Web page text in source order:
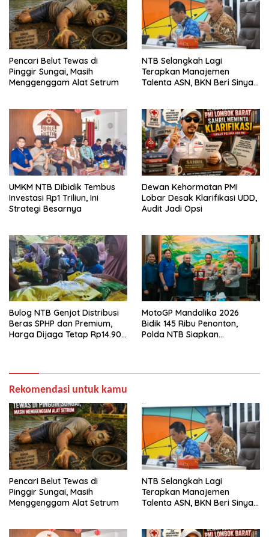
Pencari Belut Tewas di
Pinggir Sungai, Masih
Menggenggam Alat Setrum
NTB Selangkah Lagi
Terapkan Manajemen
Talenta ASN, BKN Beri Sinyal
UMKM NTB Dibidik Tembus
Investasi Rp1 Triliun, Ini
Strategi Besarnya
Dewan Kehormatan PMI
Lobar Desak Klarifikasi UDD,
Audit Jadi Opsi
Bulog NTB Genjot Distribusi
Beras SPHP dan Premium,
Harga Dijaga Tetap Rp14.900
MotoGP Mandalika 2026
Bidik 145 Ribu Penonton,
Polda NTB Siapkan
Rekomendasi untuk kamu
Pencari Belut Tewas di
Pinggir Sungai, Masih
Menggenggam Alat Setrum
NTB Selangkah Lagi
Terapkan Manajemen
Talenta ASN, BKN Beri Sinyal